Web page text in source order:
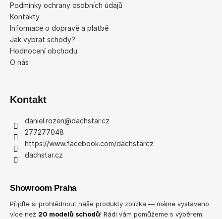
Podmínky ochrany osobních údajů
Kontakty
Informace o dopravě a platbě
Jak vybrat schody?
Hodnocení obchodu
O nás
Kontakt
daniel.rozen@dachstar.cz
277277048
https://www.facebook.com/dachstarcz
dachstar.cz
Showroom Praha
Přijďte si prohlédnout naše produkty zblízka — máme vystaveno
více než 20 modelů schodů! Rádi vám pomůžeme s výběrem.